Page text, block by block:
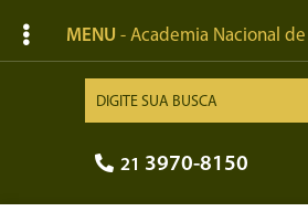
MENU - Academia Nacional
21 3970-8150